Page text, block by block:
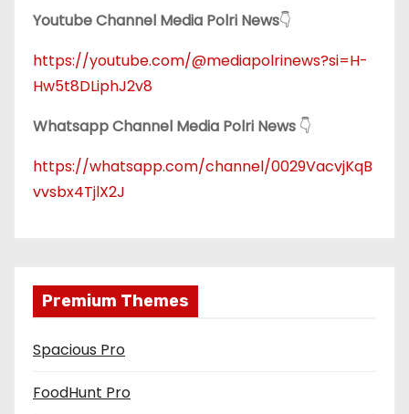
Youtube Channel Media Polri News👇
https://youtube.com/@mediapolrinews?si=H-
Hw5t8DLiphJ2v8
Whatsapp Channel Media Polri News 👇
https://whatsapp.com/channel/0029VacvjKqB
vvsbx4TjlX2J
Premium Themes
Spacious Pro
FoodHunt Pro